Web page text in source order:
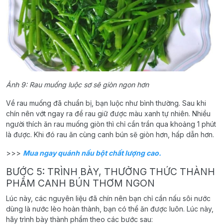
Ảnh 9: Rau muống luộc sơ sẽ giòn ngon hơn
Về rau muống đã chuẩn bị, bạn luộc như bình thường. Sau khi
chín nên vớt ngay ra để rau giữ được màu xanh tự nhiên. Nhiều
người thích ăn rau muống giòn thì chỉ cần trần qua khoảng 1 phút
là được. Khi đó rau ăn cùng canh bún sẽ giòn hơn, hấp dẫn hơn.
>>> Mua ngay quánh nấu bột chất lượng cao.
BƯỚC 5: TRÌNH BÀY, THƯỞNG THỨC THÀNH
PHẨM CANH BÚN THƠM NGON
Lúc này, các nguyên liệu đã chín nên bạn chỉ cần nấu sôi nước
dùng là nước lèo hoàn thành, bạn có thể ăn được luôn. Lúc này,
hãy trình bày thành phẩm theo các bước sau: